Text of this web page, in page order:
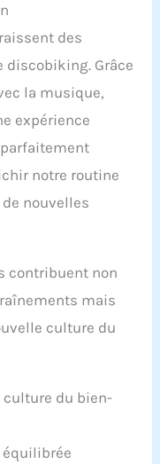
des
Grâce
la musique,
expérience
notre routine
nouvelles
contribuent non
mais
culture du
du bien-